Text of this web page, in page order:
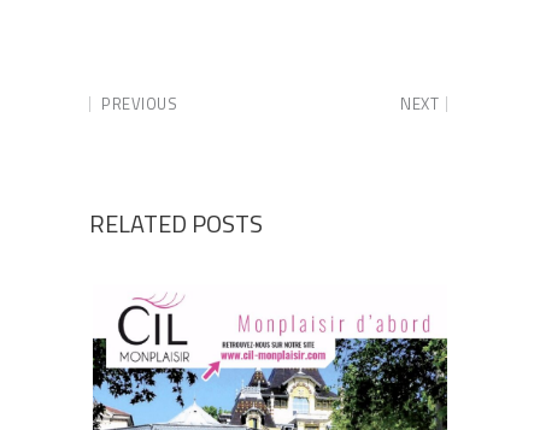
PREVIOUS NEXT
RELATED POSTS